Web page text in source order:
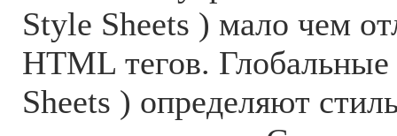
Style Sheets ) мало чем
HTML тегов.
Sheets ) определяют